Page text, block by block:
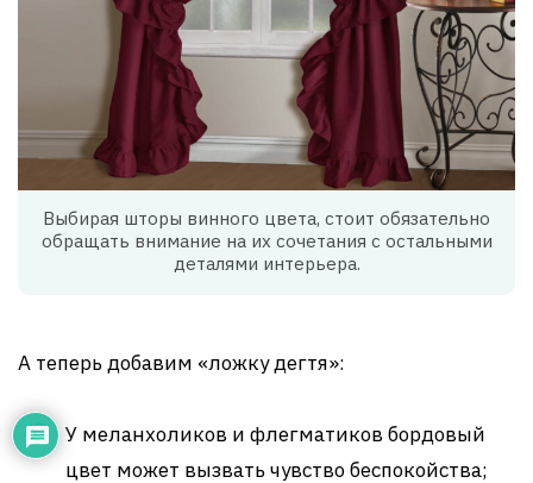
Выбирая шторы винного цвета, стоит обязательно
обращать внимание на их сочетания с остальными
деталями интерьера.
А теперь добавим «ложку дегтя»:
У меланхоликов и флегматиков бордовый
цвет может вызвать чувство беспокойства;